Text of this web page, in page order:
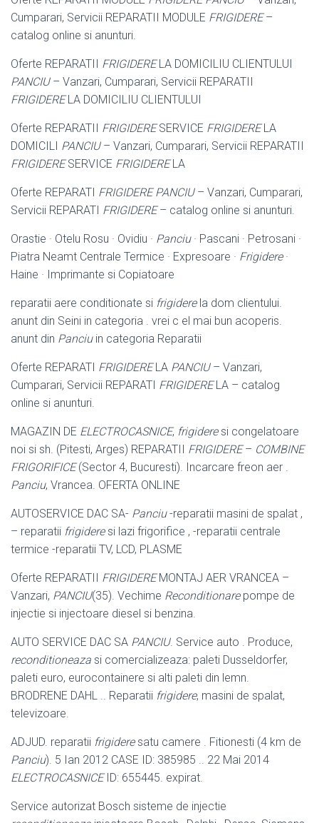
Cumparari, Servicii REPARATII MODULE FRIGIDERE–
catalog online si anunturi.
Oferte REPARATII FRIGIDERELA DOMICILIU CLIENTULUI
PANCIU– Vanzari, Cumparari, Servicii REPARATII
FRIGIDERELA DOMICILIU CLIENTULUI
Oferte REPARATII FRIGIDERESERVICE FRIGIDERELA
DOMICILI PANCIU– Vanzari, Cumparari, Servicii REPARATII
FRIGIDERESERVICE FRIGIDERELA
Oferte REPARATI FRIGIDERE PANCIU– Vanzari, Cumparari,
Servicii REPARATI FRIGIDERE– catalog online si anunturi.
Orastie · Otelu Rosu · Ovidiu · Panciu· Pascani · Petrosani ·
Piatra Neamt Centrale Termice · Expresoare · Frigidere·
Haine · Imprimante si Copiatoare
reparatii aere conditionate si frigiderela dom clientului.
anunt din Seini in categoria . vrei c el mai bun acoperis.
anunt din Panciuin categoria Reparatii
Oferte REPARATI FRIGIDERELA PANCIU– Vanzari,
Cumparari, Servicii REPARATI FRIGIDERELA – catalog
online si anunturi.
MAGAZIN DE ELECTROCASNICE, frigideresi congelatoare
noi si sh. (Pitesti, Arges) REPARATII FRIGIDERE– COMBINE
FRIGORIFICE(Sector 4, Bucuresti) . Incarcare freon aer .
Panciu, Vrancea. OFERTA ONLINE
AUTOSERVICE DAC SA- Panciu-reparatii masini de spalat ,
– reparatii frigideresi lazi frigorifice , -reparatii centrale
termice -reparatii TV, LCD, PLASME
Oferte REPARATII FRIGIDEREMONTAJ AER VRANCEA –
Vanzari, PANCIU(35). Vechime Reconditionarepompe de
injectie si injectoare diesel si benzina.
AUTO SERVICE DAC SA PANCIU. Service auto . Produce,
reconditioneaza si comercializeaza: paleti Dusseldorfer,
paleti euro, eurocontainere si alti paleti din lemn.
BRODRENE DAHL .. Reparatii frigidere, masini de spalat,
televizoare.
ADJUD. reparatii frigideresatu camere . Fitionesti (4 km de
Panciu). 5 Ian 2012 CASE ID: 385985 .. 22 Mai 2014
ELECTROCASNICEID: 655445. expirat.
Service autorizat Bosch sisteme de injectie